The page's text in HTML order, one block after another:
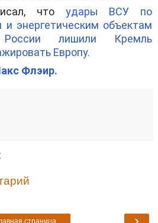
что удары ВСУ по
энергетическим объектам
лишили Кремль
Европу.
Флэир.
страница